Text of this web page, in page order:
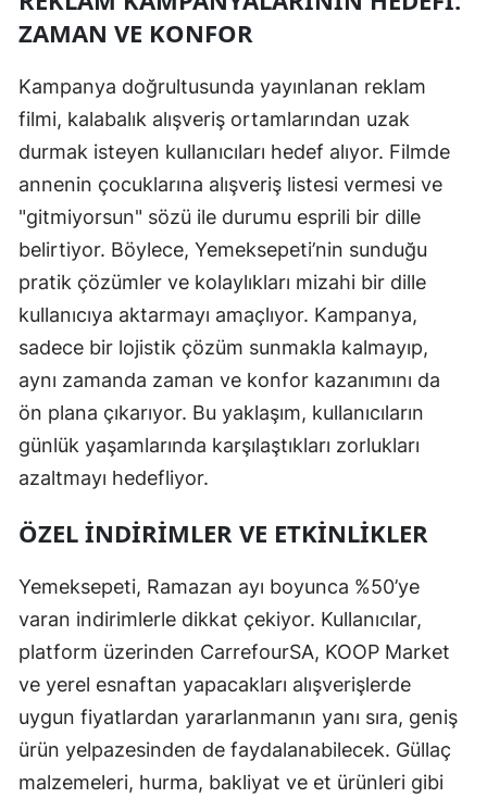
ZAMAN VE KONFOR
Kampanya doğrultusunda yayınlanan reklam
filmi, kalabalık alışveriş ortamlarından uzak
durmak isteyen kullanıcıları hedef alıyor. Filmde
annenin çocuklarına alışveriş listesi vermesi ve
"gitmiyorsun" sözü ile durumu esprili bir dille
belirtiyor. Böylece, Yemeksepeti’nin sunduğu
pratik çözümler ve kolaylıkları mizahi bir dille
kullanıcıya aktarmayı amaçlıyor. Kampanya,
sadece bir lojistik çözüm sunmakla kalmayıp,
aynı zamanda zaman ve konfor kazanımını da
ön plana çıkarıyor. Bu yaklaşım, kullanıcıların
günlük yaşamlarında karşılaştıkları zorlukları
azaltmayı hedefliyor.
ÖZEL İNDIRIMLER VE ETKINLIKLER
Yemeksepeti, Ramazan ayı boyunca %50’ye
varan indirimlerle dikkat çekiyor. Kullanıcılar,
platform üzerinden CarrefourSA, KOOP Market
ve yerel esnaftan yapacakları alışverişlerde
uygun fiyatlardan yararlanmanın yanı sıra, geniş
ürün yelpazesinden de faydalanabilecek. Güllaç
malzemeleri, hurma, bakliyat ve et ürünleri gibi